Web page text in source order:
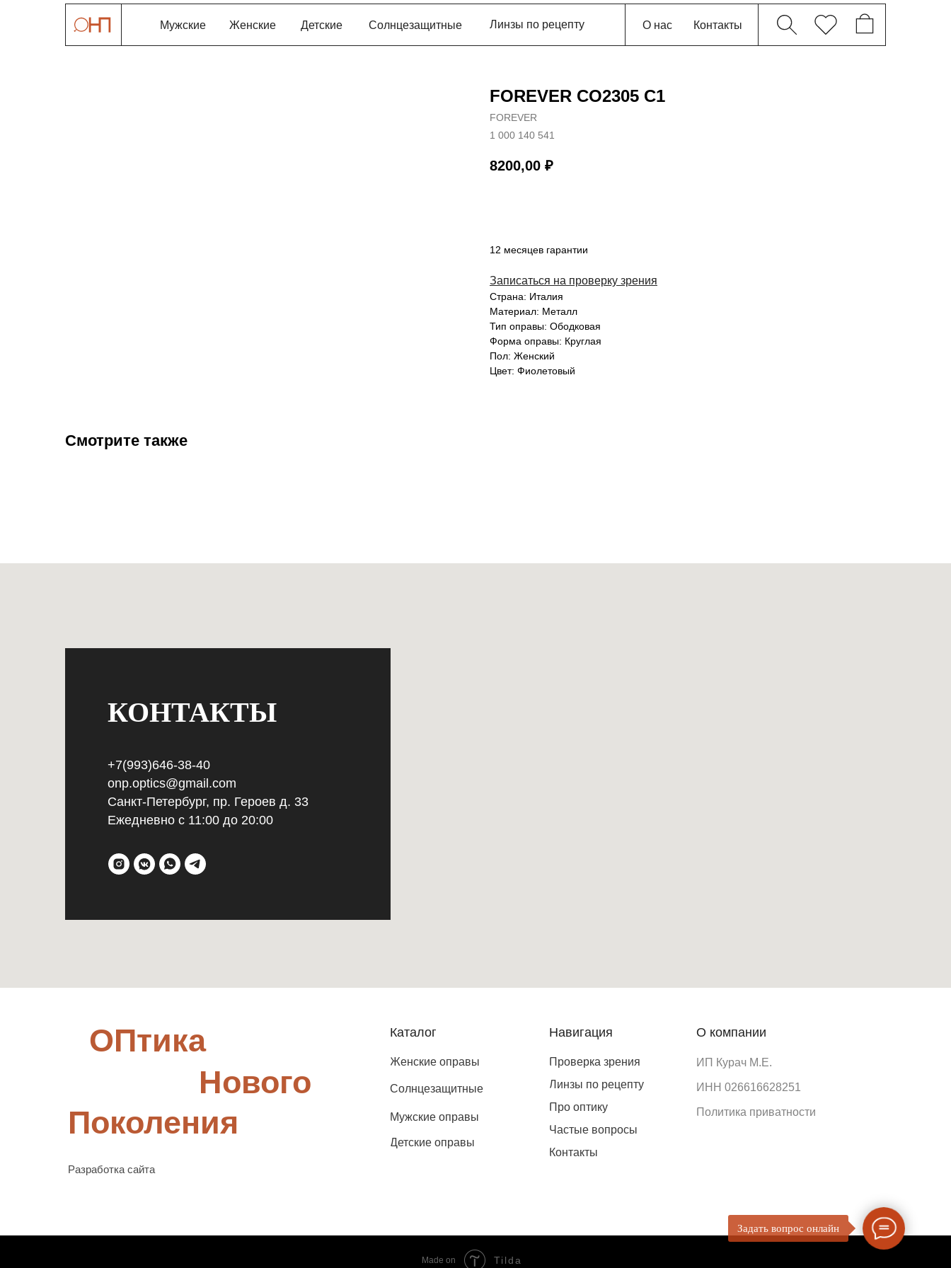
Контакты
О нас
Женские
Мужские Солнцезащитные
Детские Линзы по рецепту
FOREVER CO2305 C1
FOREVER
1 000 140 541
8200,00 ₽
12 месяцев гарантии
Записаться на проверку зрения
Страна: Италия
Материал: Металл
Тип оправы: Ободковая
Форма оправы: Круглая
Пол: Женский
Цвет: Фиолетовый
Смотрите также
Задать вопрос онлайн
КОНТАКТЫ
+7(993)646-38-40
onp.optics@gmail.com
Санкт-Петербург, пр. Героев д. 33
Ежедневно с 11:00 до 20:00
ОПтика
Разработка сайта
Политика приватности
ИП Курач М.Е.
ИНН 026616628251
О компании
Солнцезащитные
Детские оправы
Женские оправы
Мужские оправы
Каталог Навигация
Нового
Поколения
Проверка зрения
Про оптику
Частые вопросы
Контакты
Линзы по рецепту
Made on Tilda